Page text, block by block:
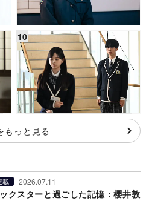
もっと見る
載 2026.07.11
クスターと過ごした記憶：櫻井敦